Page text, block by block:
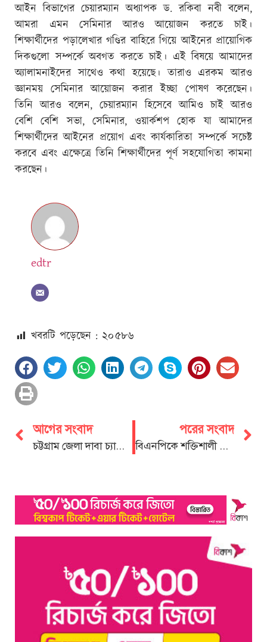
আইন বিভাগের চেয়ারম্যান অধ্যাপক ড. রকিবা নবী বলেন,
আমরা এমন সেমিনার আরও আয়োজন করতে চাই।
শিক্ষার্থীদের পড়ালেখার গণ্ডির বাহিরে গিয়ে আইনের প্রায়োগিক
দিকগুলো সম্পর্কে অবগত করতে চাই। এই বিষয়ে আমাদের
অ্যালামনাইদের সাথেও কথা হয়েছে। তারাও এরকম আরও
জ্ঞানময় সেমিনার আয়োজন করার ইচ্ছা পোষণ করেছেন।
তিনি আরও বলেন, চেয়ারম্যান হিসেবে আমিও চাই আরও
বেশি বেশি সভা, সেমিনার, ওয়ার্কশপ হোক যা আমাদের
শিক্ষার্থীদের আইনের প্রয়োগ এবং কার্যকারিতা সম্পর্কে সচেষ্ট
করবে এবং এক্ষেত্রে তিনি শিক্ষার্থীদের পূর্ণ সহযোগিতা কামনা
করছেন।
edtr
খবরটি পড়েছেন : ২০৫৮৬
আগের সংবাদ
চট্টগ্রাম জেলা দাবা চ্যাম্পিয়ানশীপ ২০২৩-২৪ এর উদ্বোধন
পরের সংবাদ
বিএনপিকে শক্তিশালী ভিটামিন দিয়েও দাঁড় করানো যাচ্ছে না: হাসান মাহমুদ